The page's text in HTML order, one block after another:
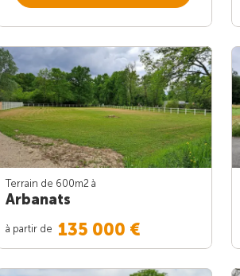
Terrain de 600m2 à
Arbanats
à partir de 135 000 €